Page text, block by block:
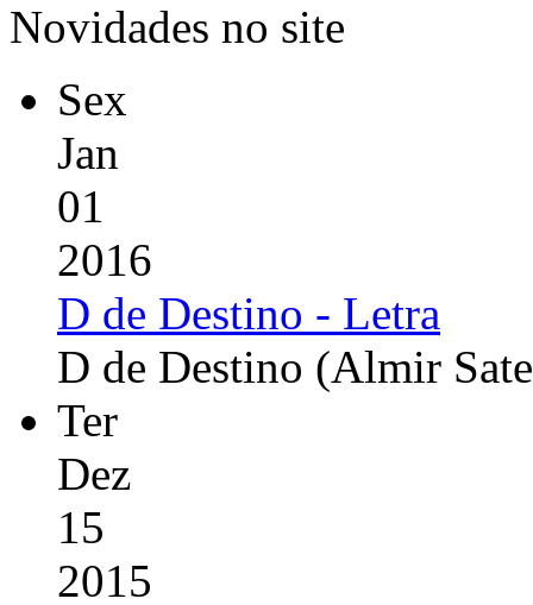
Novidades no site
Sex
Jan
01
2016
D de Destino - Letra
D de Destino (Almir
Ter
Dez
15
2015